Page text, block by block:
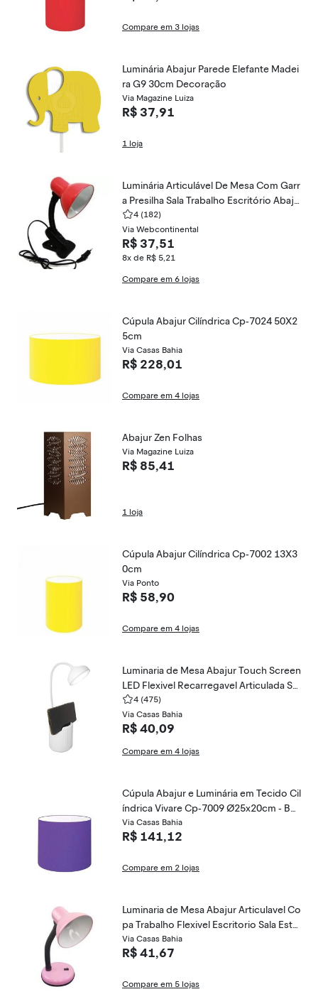
Compare em 3 lojas
Luminária Abajur Parede Elefante Madei
ra G9 30cm Decoração
Via Magazine Luiza
R$ 37,91
1 loja
Luminária Articulável De Mesa Com Garr
a Presilha Sala Trabalho Escritório Abaju
r - Bivolt - CLONE
4 (182)
Via Webcontinental
R$ 37,51
8x de R$ 5,21
Compare em 6 lojas
Cúpula Abajur Cilíndrica Cp-7024 50X2
5cm
Via Casas Bahia
R$ 228,01
Compare em 4 lojas
Abajur Zen Folhas
Via Magazine Luiza
R$ 85,41
1 loja
Cúpula Abajur Cilíndrica Cp-7002 13X3
0cm
Via Ponto
R$ 58,90
Compare em 4 lojas
Luminaria de Mesa Abajur Touch Screen
LED Flexivel Recarregavel Articulada Su
porte Celular Lampada Iluminaçao
4 (475)
Via Casas Bahia
R$ 40,09
Compare em 4 lojas
Cúpula Abajur e Luminária em Tecido Cil
índrica Vivare Cp-7009 Ø25x20cm - Bo
cal Nacional
Via Casas Bahia
R$ 141,12
Compare em 2 lojas
Luminaria de Mesa Abajur Articulavel Co
pa Trabalho Flexivel Escritorio Sala Estu
dos Iluminaçao
Via Casas Bahia
R$ 41,67
Compare em 5 lojas